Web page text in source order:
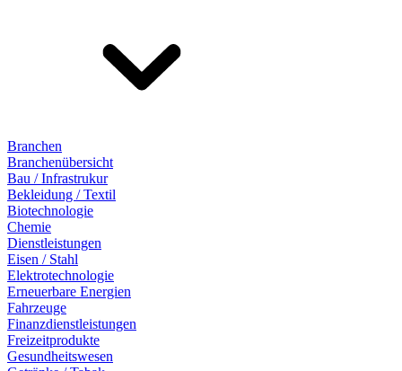
Branchen
Branchenübersicht
Bau / Infrastrukur
Bekleidung / Textil
Biotechnologie
Chemie
Dienstleistungen
Eisen / Stahl
Elektrotechnologie
Erneuerbare Energien
Fahrzeuge
Finanzdienstleistungen
Freizeitprodukte
Gesundheitswesen